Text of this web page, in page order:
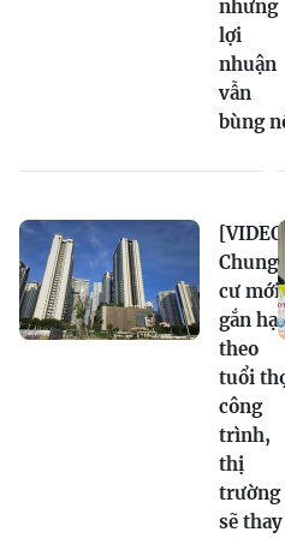
nhưng
lợi
nhuận
vẫn
bùng
Chung
cư mới
gắn
theo
tuổi
công
trình,
thị
trường
sẽ thay